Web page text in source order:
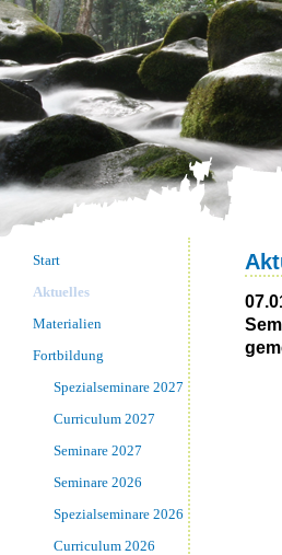
Start
Aktuelles
Materialien
Fortbildung
Spezialseminare 2027
Curriculum 2027
Seminare 2027
Seminare 2026
Spezialseminare 2026
Curriculum 2026